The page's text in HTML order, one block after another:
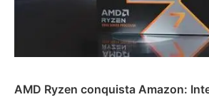
AMD Ryzen conquista Amazon: